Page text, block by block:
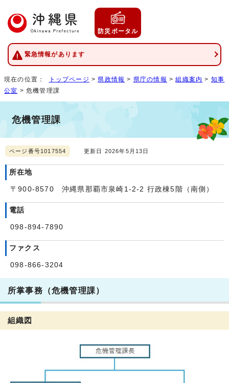
防災ポータル
緊急情報があります
現在の位置： トップページ > 県政情報 > 県庁の情報 >組織案内 > 知事
公室 > 危機管理課
危機管理課
ページ番号1017554 更新日 2026年5月13日
所在地
〒900-8570 沖縄県那覇市泉崎1-2-2 行政棟5階（南側）
電話
098-894-7890
ファクス
098-866-3204
所掌事務（危機管理課）
組織図